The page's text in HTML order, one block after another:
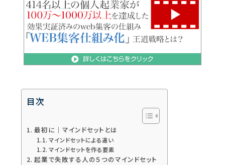
目次
最初に｜マインドセットとは
マインドセットによる違い
マインドセットを作る要素
起業で失敗する人の５つのマインドセット